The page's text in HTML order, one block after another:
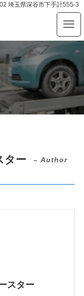
埼玉県深谷市下手計555-3
ター
– Author
スター